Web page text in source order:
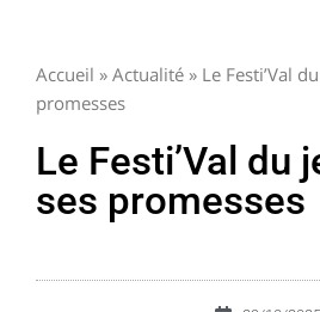
Accueil » Actualité » Le Festi’Val
promesses
Le Festi’Val du
ses promesses